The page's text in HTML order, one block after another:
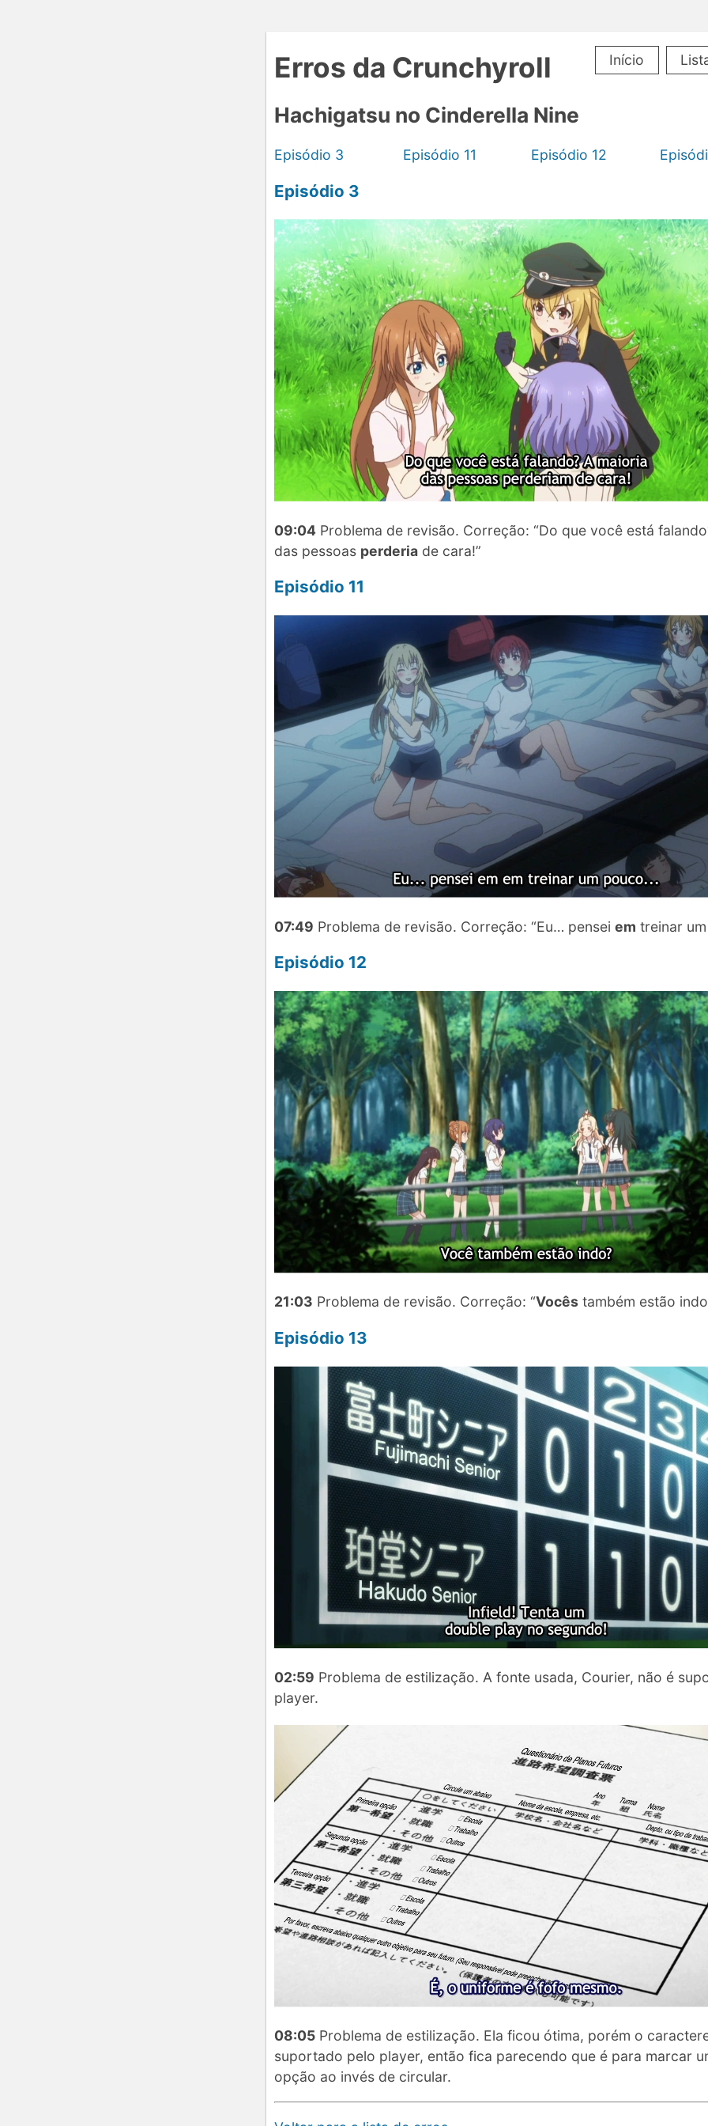
Erros da Crunchyroll
Hachigatsu no Cinderella Nine
Início
Episódio 3 Episódio 11 Episódio 12
Episódio 3
09:04 Problema de revisão. Correção: “Do que você está
das pessoas perderia de cara!”
Episódio 11
07:49 Problema de revisão. Correção: “Eu… pensei em treinar
Episódio 12
21:03 Problema de revisão. Correção: “Vocês também estão
Episódio 13
02:59 Problema de estilização. A fonte usada, Courier, não é
player.
08:05 Problema de estilização. Ela ficou ótima, porém o
suportado pelo player, então fica parecendo que é para marcar
opção ao invés de circular.